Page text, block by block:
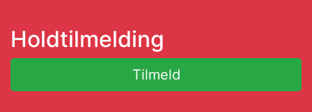
Holdtilmelding
Tilmeld